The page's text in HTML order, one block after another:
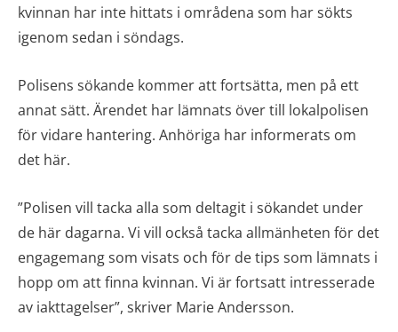
kvinnan har inte hittats i områdena som har sökts
igenom sedan i söndags.
Polisens sökande kommer att fortsätta, men på ett
annat sätt. Ärendet har lämnats över till lokalpolisen
för vidare hantering. Anhöriga har informerats om
det här.
”Polisen vill tacka alla som deltagit i sökandet under
de här dagarna. Vi vill också tacka allmänheten för det
engagemang som visats och för de tips som lämnats i
hopp om att finna kvinnan. Vi är fortsatt intresserade
av iakttagelser”, skriver Marie Andersson.